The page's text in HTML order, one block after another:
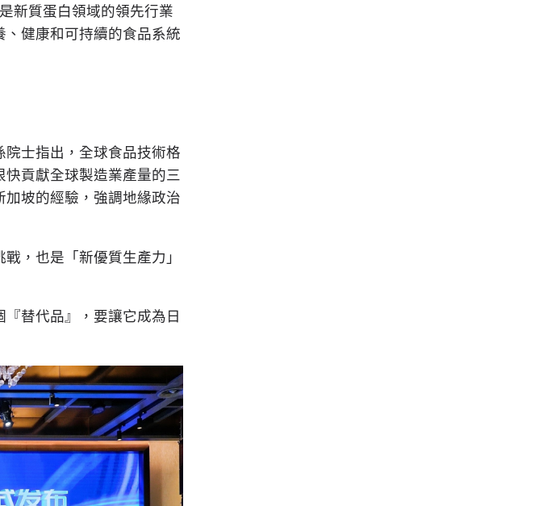
新質蛋白領域的領先行業
健康和可持續的食品系統
士指出，全球食品技術格
貢獻全球製造業產量的三
坡的經驗，強調地緣政治
戰，也是 「新優質生產力」
替代品』，要讓它成為日